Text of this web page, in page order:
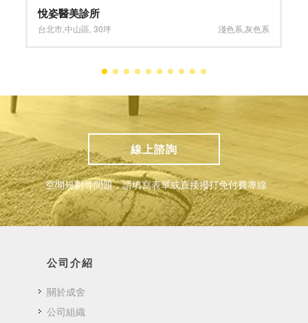
ANNA DOLLY
台北市,南港區,10坪 小坪數
線上諮詢
空間規劃等問題，請填寫表單或直接撥打免付費專線
公司介紹
關於成舍
公司組織